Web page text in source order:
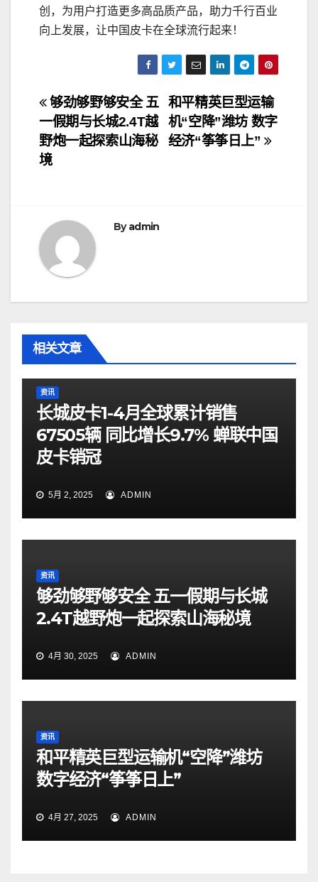
创，为用户打造更多高品质产品，助力千行百业
向上发展，让中国皮卡在全球流行起来！
文
章
导
和平精英巨型运输
机“空降”潍坊 数字
经济“筝筝日上”
够劲够野够安全 五
一假期与长城2.4T越
野炮一起探索山海秘
境
Byadmin
相关文章
资讯
长城皮卡1-4月全球累计销售
67505辆 同比增长9.7% 蝉联中国
皮卡销冠
5月 2, 2025 ADMIN
资讯
够劲够野够安全 五一假期与长城
2.4T越野炮一起探索山海秘境
4月 30, 2025 ADMIN
资讯
和平精英巨型运输机“空降”潍坊
数字经济“筝筝日上”
4月 27, 2025 ADMIN